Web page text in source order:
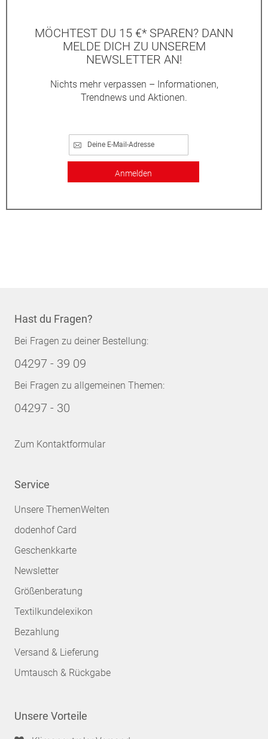
MÖCHTEST DU 15 €* SPAREN? DANN
MELDE DICH ZU UNSEREM
NEWSLETTER AN!
Nichts mehr verpassen – Informationen,
Trendnews und Aktionen.
Anmelden
Hast du Fragen?
Bei Fragen zu deiner Bestellung:
04297 - 39 09
Bei Fragen zu allgemeinen Themen:
04297 - 30
Zum Kontaktformular
Service
Unsere ThemenWelten
dodenhof Card
Geschenkkarte
Newsletter
Größenberatung
Textilkundelexikon
Bezahlung
Versand & Lieferung
Umtausch & Rückgabe
Unsere Vorteile